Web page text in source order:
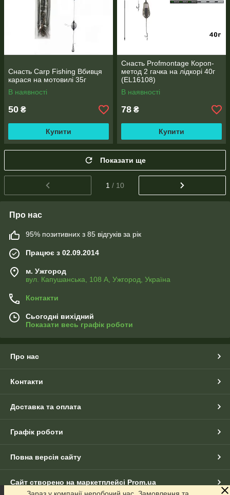
Снасть Carp Fishing Вбивця
карася на мотовилі 35г
В наявності
50 ₴
Купити
Снасть Profmontage Короп-
метод 2 гачка на лідкорі 40г
(EL16108)
В наявності
78 ₴
Купити
Показати ще
1 / 10
Про нас
95% позитивних з 85 відгуків за рік
Працює з 02.09.2014
м. Ужгород
вул. Капушанська, 108 А, Ужгород, Україна
Контакти
Сьогодні вихідний
Показати весь графік роботи
Про нас
Контакти
Доставка та оплата
Графік роботи
Повна версія сайту
Сайт створено на маркетплейсі Prom.ua